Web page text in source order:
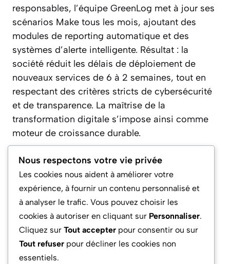
responsables, l’équipe GreenLog met à jour ses
scénarios Make tous les mois, ajoutant des
modules de reporting automatique et des
systèmes d’alerte intelligente. Résultat : la
société réduit les délais de déploiement de
nouveaux services de 6 à 2 semaines, tout en
respectant des critères stricts de cybersécurité
et de transparence. La maîtrise de la
transformation digitale s’impose ainsi comme
moteur de croissance durable.
L’évolutivité des workflows Make repose aussi
sur la capacité à personnaliser la planification
selon la saisonnalité métier, à segmenter les
scénarios par équipe ou à industrialiser la
gestion des droits d’accès. Cette flexibilité
permet de répondre avec précision aux
évolutions du marché et de sécuriser ses
investissements digitaux à long terme.
Nous respectons votre vie privée
Les cookies nous aident à améliorer votre
expérience, à fournir un contenu personnalisé et
à analyser le trafic. Vous pouvez choisir les
cookies à autoriser en cliquant sur Personnaliser.
Cliquez sur Tout accepter pour consentir ou sur
Tout refuser pour décliner les cookies non
essentiels.